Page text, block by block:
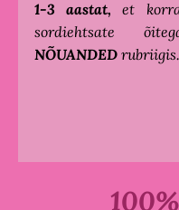
1-3 aastat,et
sordiehtsate
NÕUANDED rubriigis.